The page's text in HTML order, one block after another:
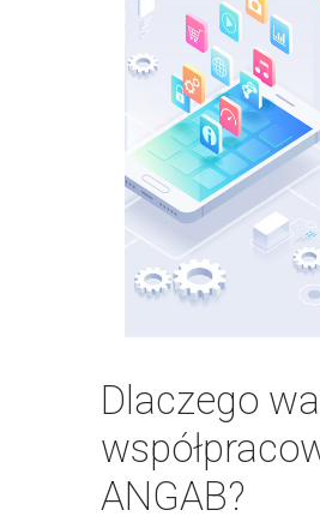
Dlaczego
ANGAB?